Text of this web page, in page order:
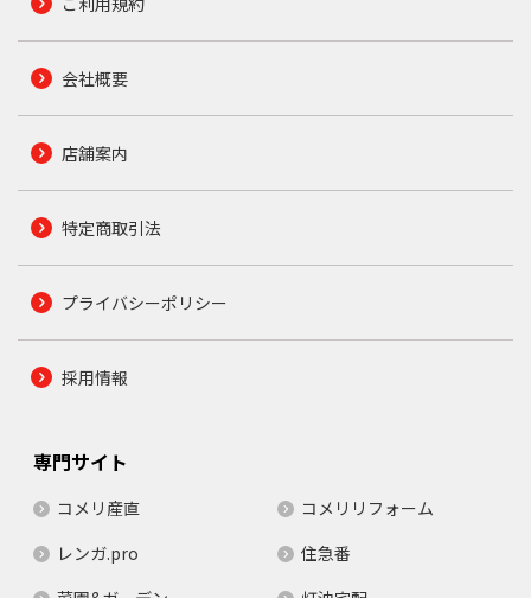
会社概要
店舗案内
特定商取引法
プライバシーポリシー
採用情報
専門サイト
コメリ産直
コメリリフォーム
レンガ.pro
住急番